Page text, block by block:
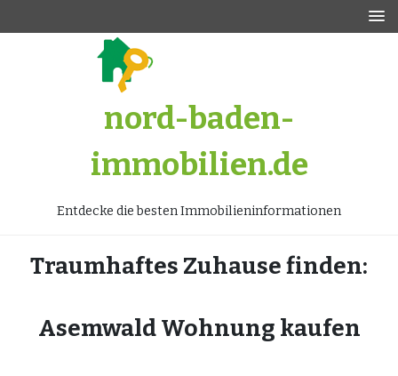
nord-baden-
immobilien.de
Entdecke die besten Immobilieninformationen
Traumhaftes Zuhause finden:
Asemwald Wohnung kaufen